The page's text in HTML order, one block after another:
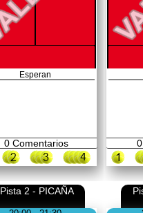
Esperan
0Comentarios 0
Pista 2 - PICAÑA